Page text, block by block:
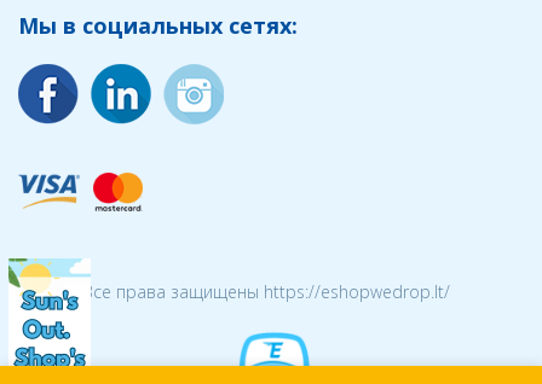
Мы в социальных сетях:
© 2026 Все права защищены https://eshopwedrop.lt/